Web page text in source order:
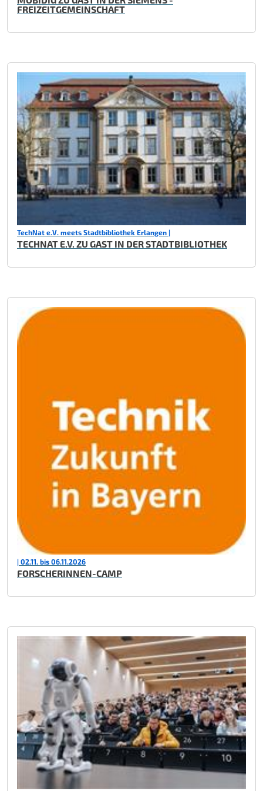
FREIZEITGEMEINSCHAFT
TechNat e.V. meets Stadtbibliothek Erlangen |
TECHNAT E.V. ZU GAST IN DER STADTBIBLIOTHEK
| 02.11. bis 06.11.2026
FORSCHERINNEN-CAMP